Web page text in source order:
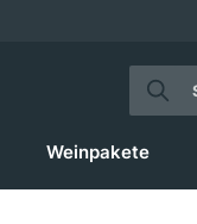
Weinpakete